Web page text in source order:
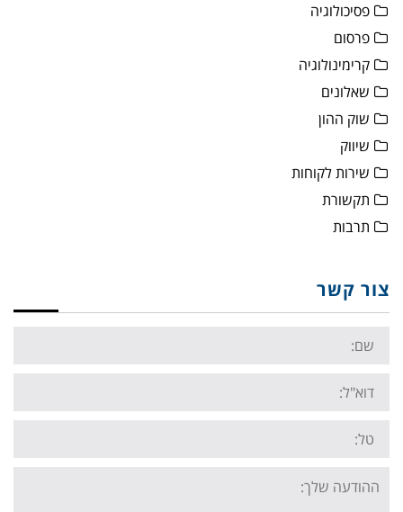
פסיכולוגיה
פרסום
קרימינולוגיה
שאלונים
שוק ההון
שיווק
שירות לקוחות
תקשורת
תרבות
צור קשר
Name:
Email:
Tel:
Your
message: